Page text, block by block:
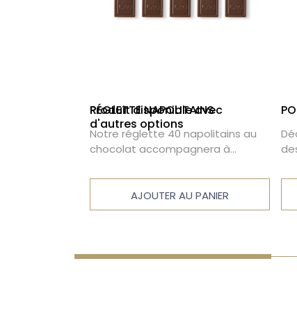
RÉGLETTE NAPOLITAINS
Notre réglette 40 napolitains au
chocolat accompagnera à
Produit disponible avec
d'autres options
AJOUTER AU PANIER